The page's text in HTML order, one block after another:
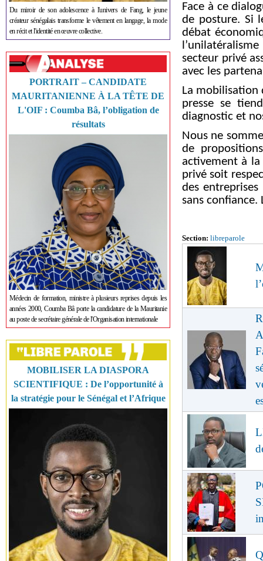
Du miroir de son adolescence à l'univers de Fang, le jeune
créateur sénégalais transforme le vêtement en langage, la mode
en récit et l'identité en œuvre collective.
PORTRAIT – CANDIDATE
MAURITANIENNE À LA TÊTE DE
L'OIF : Coumba Bâ, l’obligation de
résultats
Médecin de formation, ministre à plusieurs reprises depuis les
années 2000, Coumba Bâ porte la candidature de la Mauritanie
au poste de secrétaire générale de l'Organisation internationale
MOBILISER LA DIASPORA
SCIENTIFIQUE : De l’opportunité à
la stratégie pour le Sénégal et l’Afrique
Face à ce
de posture. Si
débat
secteur privé
avec les
La mobilisation
presse se
diagnostic et
Nous ne
de
activement à
privé soit
des
sans confiance.
Section: libreparole